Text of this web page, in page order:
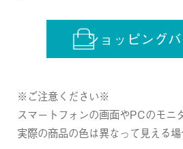
ショッピング
※ご注意ください※
スマートフォンの画面やPCのモニ
実際の商品の色は異なって見える場